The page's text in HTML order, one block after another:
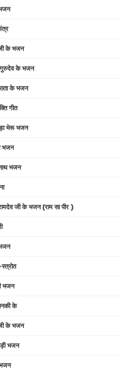
के भजन
गुरुदेव के भजन
माता के भजन
गीत
भेरू भजन
भजन
भजन
रामदेव जी के भजन (राम सा पीर )
भजन
के
के भजन
भजन
भजन